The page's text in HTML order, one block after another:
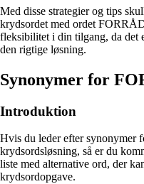
Med disse strategier og tips
krydsordet med ordet
fleksibilitet i din tilgang, da det
den rigtige løsning.
Synonymer for
Introduktion
Hvis du leder efter
krydsordsløsning, så er du
liste med alternative ord, der
krydsordopgave.